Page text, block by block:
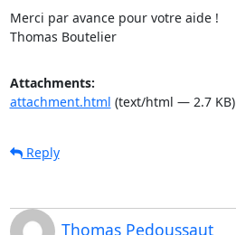
Merci par avance pour votre aide !
Thomas Boutelier
Attachments:
attachment.html (text/html — 2.7 KB)
Reply
Thomas Pedoussaut